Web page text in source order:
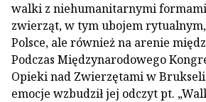
walki z niehumanitarnymi
zwierząt, w tym ubojem
Polsce, ale również na arenie
Podczas Międzynarodowego
Opieki nad Zwierzętami w
emocje wzbudził jej odczyt pt.